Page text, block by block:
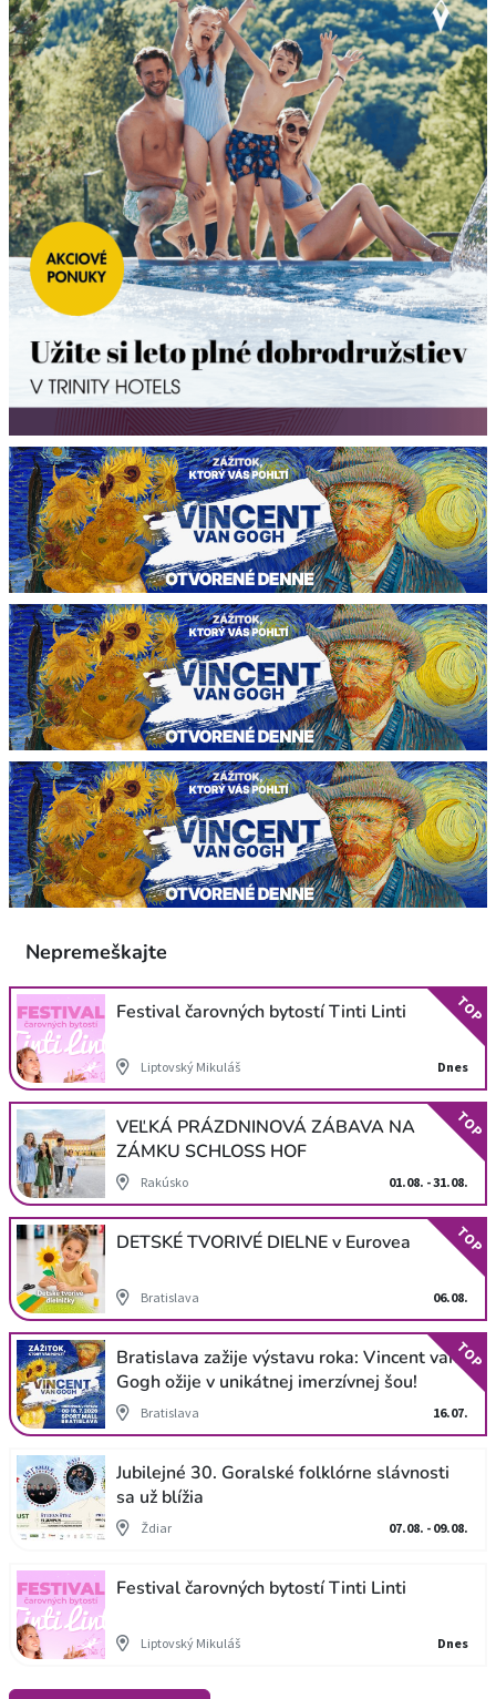
Nepremeškajte
Festival čarovných bytostí Tinti Linti
Liptovský Mikuláš Dnes
TOP
VEĽKÁ PRÁZDNINOVÁ ZÁBAVA NA
ZÁMKU SCHLOSS HOF
Rakúsko 01.08. - 31.08.
TOP
DETSKÉ TVORIVÉ DIELNE v Eurovea
Bratislava 06.08.
TOP
Bratislava zažije výstavu roka: Vincent van
Gogh ožije v unikátnej imerzívnej šou!
Bratislava 16.07.
TOP
Jubilejné 30. Goralské folklórne slávnosti
sa už blížia
Ždiar 07.08. - 09.08.
Festival čarovných bytostí Tinti Linti
Liptovský Mikuláš Dnes